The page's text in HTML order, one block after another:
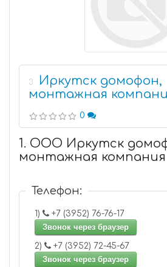
3
Иркутск домофон,
монтажная
0
1. ООО Иркутск
монтажная компания
Телефон:
1)
+7 (3952) 76-76-17
Звонок через браузер
2)
+7 (3952) 72-45-67
Звонок через браузер